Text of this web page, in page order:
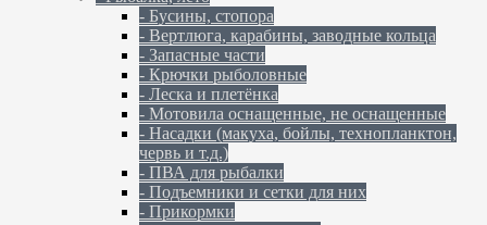
- Бусины, стопора
- Вертлюга, карабины, заводные кольца
- Запасные части
- Крючки рыболовные
- Леска и плетёнка
- Мотовила оснащенные, не оснащенные
- Насадки (макуха, бойлы, технопланктон,
червь и т.д.)
- ПВА для рыбалки
- Подъемники и сетки для них
- Прикормки